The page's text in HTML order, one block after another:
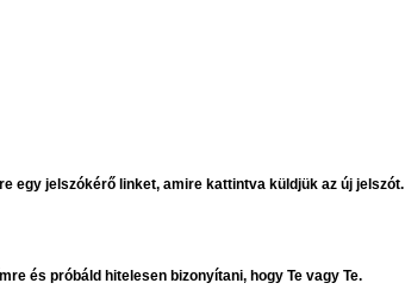
egy jelszókérő linket, amire kattintva küldjük az új jelszót.
és próbáld hitelesen bizonyítani, hogy Te vagy Te.